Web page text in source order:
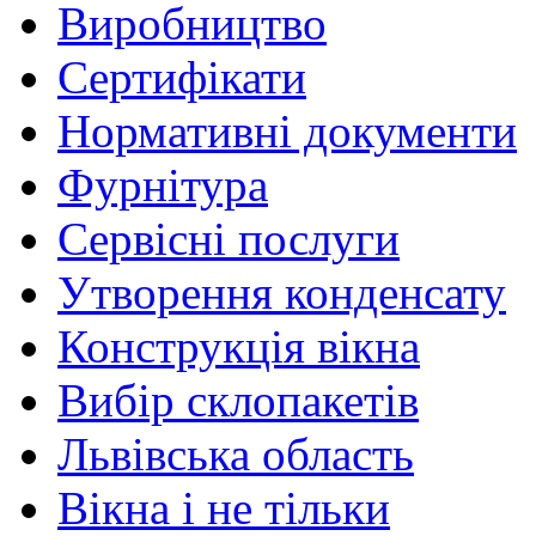
Виробництво
Сертифікати
Нормативні документи
Фурнітура
Сервісні послуги
Утворення конденсату
Конструкція вікна
Вибір склопакетів
Львівська область
Вікна і не тільки